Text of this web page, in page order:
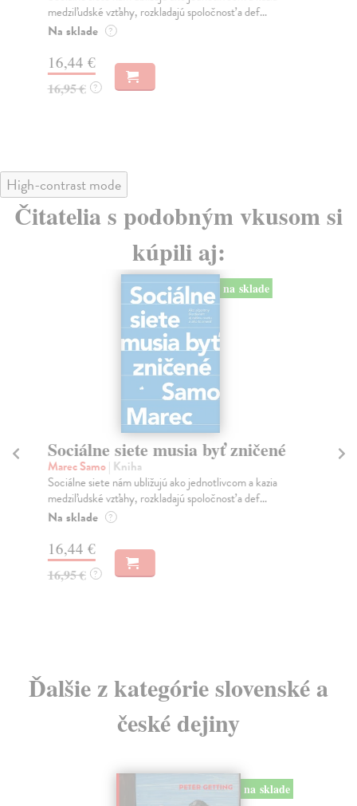
medziľudské vzťahy, rozkladajú spoločnosť a def...
Na sklade ?
16,44 €
16,95 € ?
High-contrast mode
Čitatelia s podobným vkusom si
kúpili aj:
na sklade
Sociálne siete musia byť zničené
Marec Samo| Kniha
Sociálne siete nám ubližujú ako jednotlivcom a kazia
medziľudské vzťahy, rozkladajú spoločnosť a def...
Na sklade ?
16,44 €
16,95 € ?
Ďalšie z kategórie slovenské a
české dejiny
na sklade